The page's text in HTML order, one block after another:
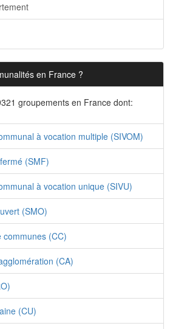
en France ?
groupements en France dont:
à vocation multiple (SIVOM)
(SMF)
à vocation unique (SIVU)
(SMO)
(CC)
(CA)
(CU)